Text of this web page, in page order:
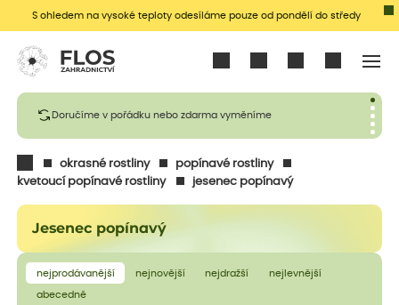
S ohledem na vysoké teploty odesíláme pouze od pondělí do středy
Doručíme v pořádku nebo zdarma vyměníme
okrasné rostliny
popínavé rostliny
kvetoucí popínavé rostliny
jesenec popínavý
Jesenec popínavý
nejprodávanější nejnovější nejdražší nejlevnější
abecedně